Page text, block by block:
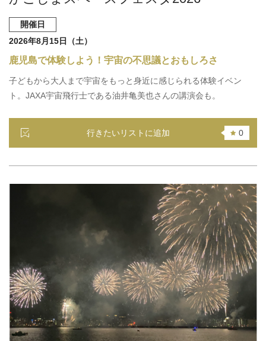
開催日
2026年8月15日（土）
鹿児島で体験しよう！宇宙の不思議とおもしろさ
子どもから大人まで宇宙をもっと身近に感じられる体験イベン
ト。JAXA宇宙飛行士である油井亀美也さんの講演会も。
行きたいリストに追加 0